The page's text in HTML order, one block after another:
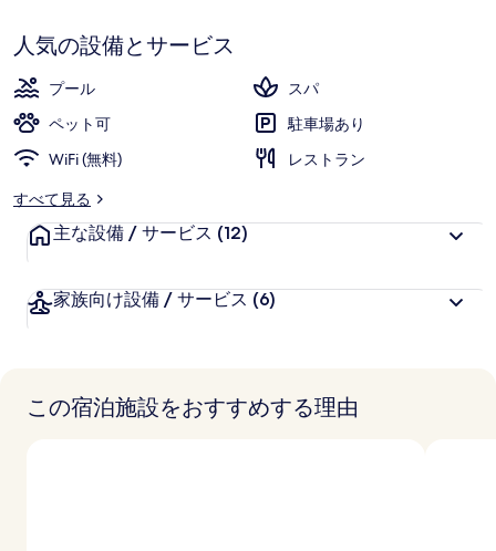
す
人気の設備とサービス
プール
スパ
ペット可
駐車場あり
WiFi (無料)
レストラン
すべて見る
主な設備 / サービス (12)
家族向け設備 / サービス (6)
この宿泊施設をおすすめする理由